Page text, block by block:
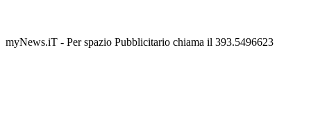
myNews.iT - Per spazio Pubblicitario chiama il 393.5496623